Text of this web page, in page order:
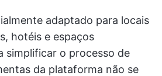
adaptado para locais
hotéis e espaços
simplificar o processo de
da plataforma não se